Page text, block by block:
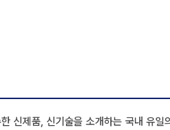
신제품, 신기술을 소개하는 국내 유일